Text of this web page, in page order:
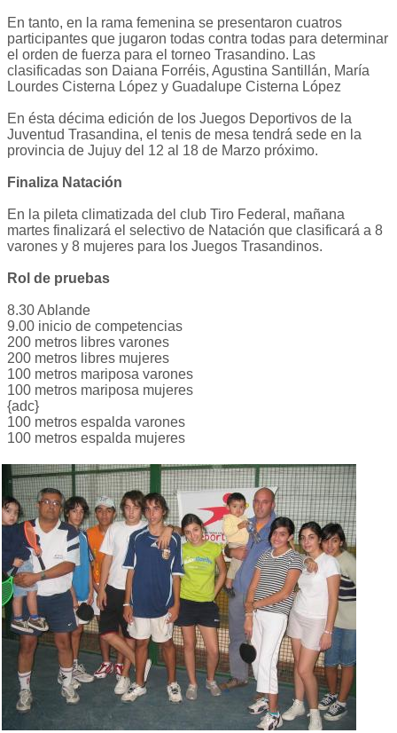
En tanto, en la rama femenina se presentaron cuatros
participantes que jugaron todas contra todas para determinar
el orden de fuerza para el torneo Trasandino. Las
clasificadas son Daiana Forréis, Agustina Santillán, María
Lourdes Cisterna López y Guadalupe Cisterna López
En ésta décima edición de los Juegos Deportivos de la
Juventud Trasandina, el tenis de mesa tendrá sede en la
provincia de Jujuy del 12 al 18 de Marzo próximo.
Finaliza Natación
En la pileta climatizada del club Tiro Federal, mañana
martes finalizará el selectivo de Natación que clasificará a 8
varones y 8 mujeres para los Juegos Trasandinos.
Rol de pruebas
8.30 Ablande
9.00 inicio de competencias
200 metros libres varones
200 metros libres mujeres
100 metros mariposa varones
100 metros mariposa mujeres
{adc}
100 metros espalda varones
100 metros espalda mujeres